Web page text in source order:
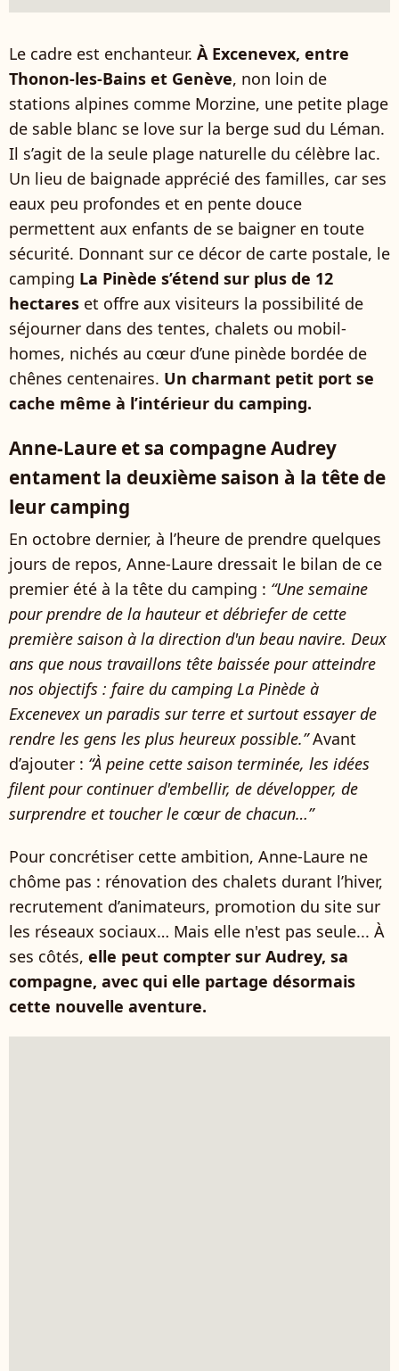
Le cadre est enchanteur. À Excenevex, entre
Thonon-les-Bains et Genève, non loin de
stations alpines comme Morzine, une petite plage
de sable blanc se love sur la berge sud du Léman.
Il s’agit de la seule plage naturelle du célèbre lac.
Un lieu de baignade apprécié des familles, car ses
eaux peu profondes et en pente douce
permettent aux enfants de se baigner en toute
sécurité. Donnant sur ce décor de carte postale, le
camping La Pinède s’étend sur plus de 12
hectares et offre aux visiteurs la possibilité de
séjourner dans des tentes, chalets ou mobil-
homes, nichés au cœur d’une pinède bordée de
chênes centenaires. Un charmant petit port se
cache même à l’intérieur du camping.
Anne-Laure et sa compagne Audrey
entament la deuxième saison à la tête de
leur camping
En octobre dernier, à l’heure de prendre quelques
jours de repos, Anne-Laure dressait le bilan de ce
premier été à la tête du camping : “Une semaine
pour prendre de la hauteur et débriefer de cette
première saison à la direction d'un beau navire. Deux
ans que nous travaillons tête baissée pour atteindre
nos objectifs : faire du camping La Pinède à
Excenevex un paradis sur terre et surtout essayer de
rendre les gens les plus heureux possible.”Avant
d’ajouter : “À peine cette saison terminée, les idées
filent pour continuer d'embellir, de développer, de
surprendre et toucher le cœur de chacun…”
Pour concrétiser cette ambition, Anne-Laure ne
chôme pas : rénovation des chalets durant l’hiver,
recrutement d’animateurs, promotion du site sur
les réseaux sociaux… Mais elle n'est pas seule... À
ses côtés, elle peut compter sur Audrey, sa
compagne, avec qui elle partage désormais
cette nouvelle aventure.